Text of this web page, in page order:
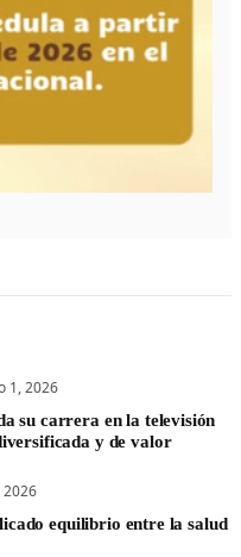
1, 2026
su carrera en la televisión
y de valor
2026
equilibrio entre la salud